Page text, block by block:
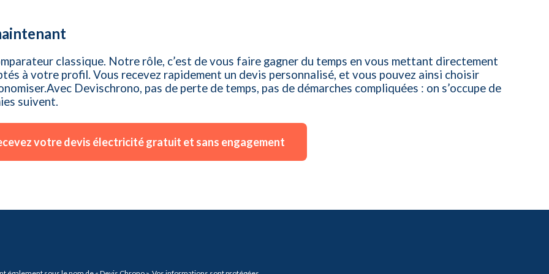
classique. Notre rôle, c’est de vous faire gagner du temps en vous mettant directement
à votre profil. Vous recevez rapidement un devis personnalisé, et vous pouvez ainsi choisir
Devischrono, pas de perte de temps, pas de démarches compliquées : on s’occupe de
suivent.
votre devis électricité gratuit et sans engagement
sur vos
vos
déjà
dans
via l'icône
au
opposer
6 mois.